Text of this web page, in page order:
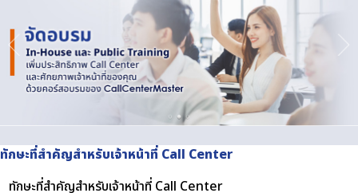
ทักษะที่สำคัญสำหรับเจ้าหน้าที่ Call Center
ทักษะที่สำคัญสำหรับเจ้าหน้าที่ Call Center